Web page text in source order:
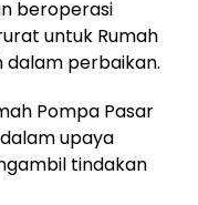
beroperasi
untuk Rumah
dalam perbaikan.
Pompa Pasar
upaya
tindakan